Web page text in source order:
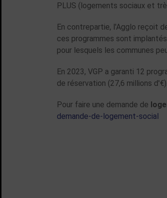
PLUS (logements sociaux et
En contrepartie, l'Agglo reçoit
ces programmes sont
pour lesquels les communes
En 2023, VGP a garanti 12
de réservation (27,6 millions d'€).
Pour faire une demande de
demande-de-logement-social